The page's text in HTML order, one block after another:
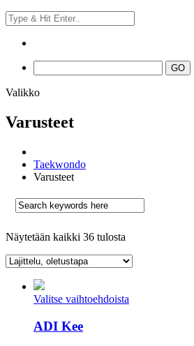
Valikko
Varusteet
Taekwondo
Varusteet
Näytetään kaikki 36 tulosta
Valitse vaihtoehdoista
ADI Kee